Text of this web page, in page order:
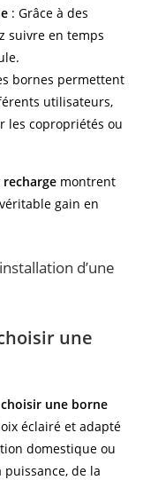
: Grâce à des
suivre en temps
bornes permettent
utilisateurs,
les copropriétés ou
montrent
gain en
d’une
une
une borne
éclairé et adapté
domestique ou
de la